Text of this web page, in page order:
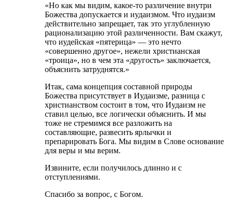
«Но как мы видим, какое-то различение внутри
Божества допускается и иудаизмом. Что иудаизм
действительно запрещает, так это углубленную
рационализацию этой различенности. Вам скажут,
что иудейская «пятерица» — это нечто
«совершенно другое», нежели христианская
«троица», но в чем эта «другость» заключается,
объяснить затруднятся.»
Итак, сама концепция составной природы
Божества присутствует в Иудаизме, разница с
христианством состоит в том, что Иудаизм не
ставил целью, все логически объяснить. И мы
тоже не стремимся все разложить на
составляющие, развесить ярлычки и
препарировать Бога. Мы видим в Слове основание
для веры и мы верим.
Извините, если получилось длинно и с
отступлениями.
Спасибо за вопрос, с Богом.